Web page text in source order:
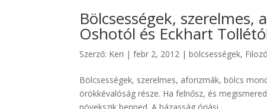
Bölcsességek,
Oshotól és Eckhart
Szerző: Keri |febr 2, 2012 |bölcsességek,
Bölcsességek, szerelmes, aforizmák, bölcs
örökkévalóság része. Ha felnősz, és
növekszik benned. A házasság óriási...